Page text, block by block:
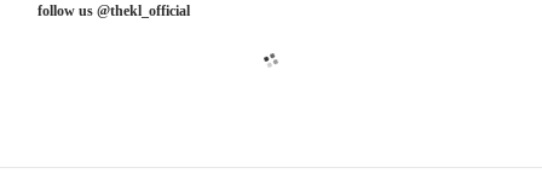
follow us @thekl_official